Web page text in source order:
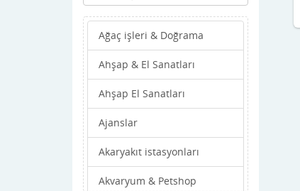
Ortaköy
Osmancik
Sungurlu
Ugurludag
Ağaç işleri & Doğrama
Ahşap & El Sanatları
Ahşap El Sanatları
Ajanslar
Akaryakıt istasyonları
Akvaryum & Petshop